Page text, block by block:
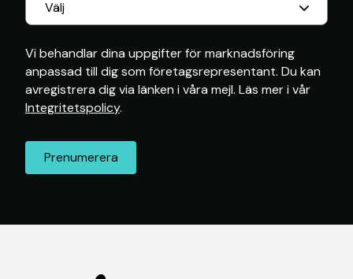
Vi behandlar dina uppgifter för marknadsföring
anpassad till dig som företagsrepresentant. Du kan
avregistrera dig via länken i våra mejl. Läs mer i vår
Integritetspolicy.